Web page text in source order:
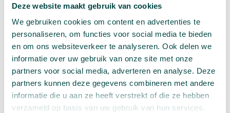
Deze website maakt gebruik van cookies
We gebruiken cookies om content en advertenties te
personaliseren, om functies voor social media te bieden
en om ons websiteverkeer te analyseren. Ook delen we
informatie over uw gebruik van onze site met onze
partners voor social media, adverteren en analyse. Deze
partners kunnen deze gegevens combineren met andere
informatie die u aan ze heeft verstrekt of die ze hebben
verzameld op basis van uw gebruik van hun services.
Veghel. Daar heeft ze van haar opa het schaatsen
geleerd.
Aan de andere kant van Rooi, op de Heikant genoot de
jeugd ook volop van de winterse omstandigheden. Daar
nodigde de geluidswal uit tot sleetje rijden. Zes meter
met de slee omhoog sjouwen en dan de zwaartekracht
het werk laten doen.